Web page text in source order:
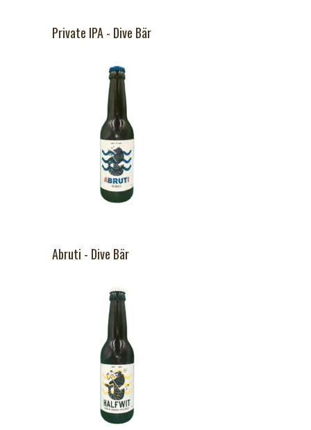
Private IPA - Dive Bär
Abruti - Dive Bär